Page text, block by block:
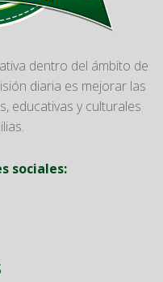
dentro del ámbito de
diaria es mejorar las
educativas y culturales
sociales: